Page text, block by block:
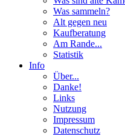
Was sammeln?
Alt gegen neu
Kaufberatung
Am Rande...
Statistik
Info
Über...
Danke!
Links
Nutzung
Impressum
Datenschutz